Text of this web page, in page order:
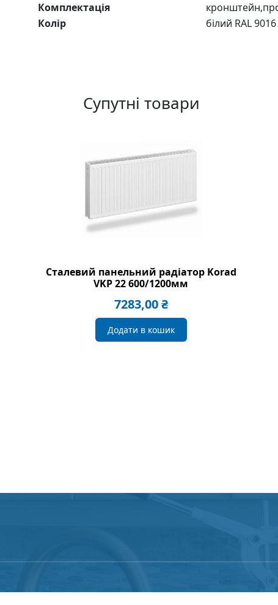
Комплектація
Колір
білий RAL
Супутні товари
Сталевий панельний радіатор Korad
VKP 22 600/1200мм
7283,00₴
Додати в кошик